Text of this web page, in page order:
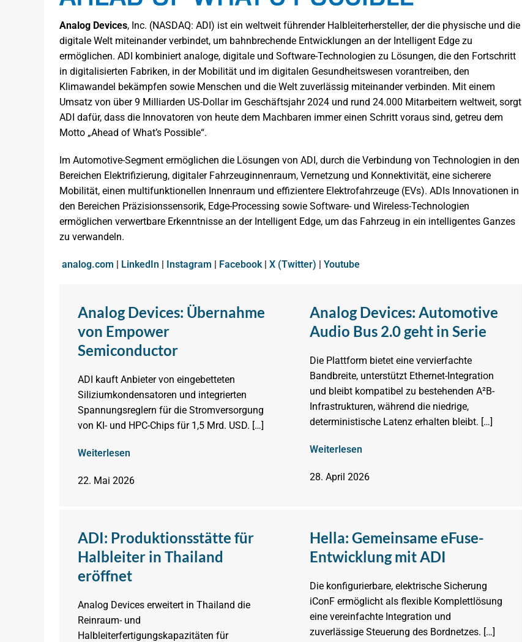
Analog Devices, Inc. (NASDAQ: ADI) ist ein weltweit führender Halbleiterhersteller, der die physische und die
digitale Welt miteinander verbindet, um bahnbrechende Entwicklungen an der Intelligent Edge zu
ermöglichen. ADI kombiniert analoge, digitale und Software-Technologien zu Lösungen, die den Fortschritt
in digitalisierten Fabriken, in der Mobilität und im digitalen Gesundheitswesen vorantreiben, den
Klimawandel bekämpfen sowie Menschen und die Welt zuverlässig miteinander verbinden. Mit einem
Umsatz von über 9 Milliarden US-Dollar im Geschäftsjahr 2024 und rund 24.000 Mitarbeitern weltweit, sorgt
ADI dafür, dass die Innovatoren von heute dem Machbaren immer einen Schritt voraus sind, getreu dem
Motto „Ahead of What’s Possible“.
Im Automotive-Segment ermöglichen die Lösungen von ADI, durch die Verbindung von Technologien in den
Bereichen Elektrifizierung, digitaler Fahrzeuginnenraum, Vernetzung und Konnektivität, eine sicherere
Mobilität, einen multifunktionellen Innenraum und effizientere Elektrofahrzeuge (EVs). ADIs Innovationen in
den Bereichen Präzisionssensorik, Edge-Processing sowie Software- und Wireless-Technologien
ermöglichen verwertbare Erkenntnisse an der Intelligent Edge, um das Fahrzeug in ein intelligentes Ganzes
zu verwandeln.
analog.com | LinkedIn | Instagram | Facebook| X (Twitter) | Youtube
Analog Devices: Übernahme
von Empower
Semiconductor
ADI kauft Anbieter von eingebetteten
Siliziumkondensatoren und integrierten
Spannungsreglern für die Stromversorgung
von KI- und HPC-Chips für 1,5 Mrd. USD. […]
Weiterlesen
22. Mai 2026
Analog Devices: Automotive
Audio Bus 2.0 geht in Serie
Die Plattform bietet eine vervierfachte
Bandbreite, unterstützt Ethernet-Integration
und bleibt kompatibel zu bestehenden A²B-
Infrastrukturen, während die niedrige,
deterministische Latenz erhalten bleibt. […]
Weiterlesen
28. April 2026
ADI: Produktionsstätte für
Halbleiter in Thailand
eröffnet
Analog Devices erweitert in Thailand die
Reinraum- und
Halbleiterfertigungskapazitäten für
Hella: Gemeinsame eFuse-
Entwicklung mit ADI
Die konfigurierbare, elektrische Sicherung
iConF ermöglicht als flexible Komplettlösung
eine vereinfachte Integration und
zuverlässige Steuerung des Bordnetzes. […]